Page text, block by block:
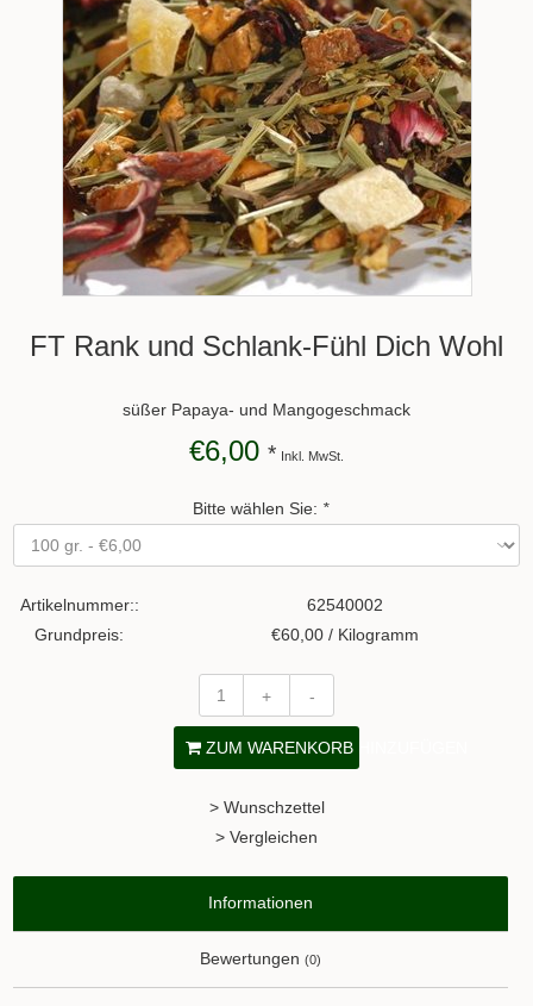
FT Rank und Schlank-Fühl Dich Wohl
süßer Papaya- und Mangogeschmack
€6,00 * Inkl. MwSt.
Bitte wählen Sie: *
Artikelnummer::
62540002
Grundpreis:
€60,00 / Kilogramm
+ -
ZUM WARENKORB HINZUFÜGEN
> Wunschzettel
> Vergleichen
Informationen
Bewertungen (0)